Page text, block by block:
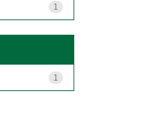
1
1